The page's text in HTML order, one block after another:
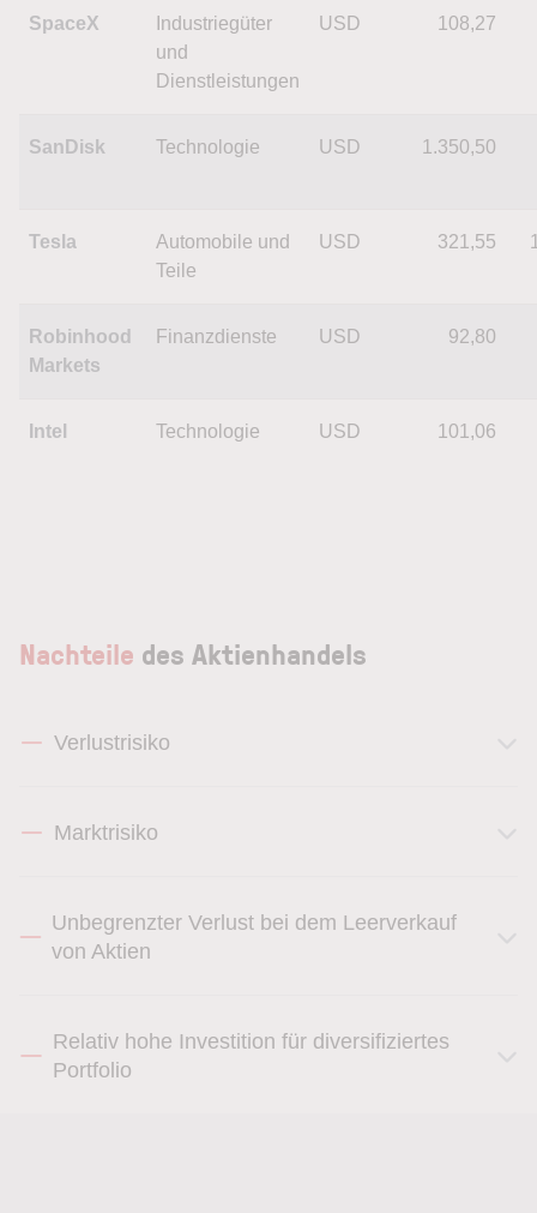
SpaceX
Industriegüter
und
Dienstleistungen
USD 108,27
SanDisk Technologie USD 1.350,50
Tesla
Automobile und
Teile
USD 321,55
Robinhood
Markets
Finanzdienste USD 92,80
Intel Technologie USD 101,06
Nachteile des Aktienhandels
Verlustrisiko
Marktrisiko
Unbegrenzter Verlust bei dem Leerverkauf
von Aktien
Relativ hohe Investition für diversifiziertes
Portfolio